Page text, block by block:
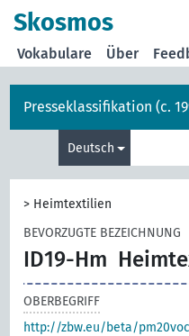
Skosmos
Vokabulare Über
Presseklassifikation (c.
Deutsch
> Heimtextilien
BEVORZUGTE BEZEICHNUNG
ID19-Hm
OBERBEGRIFF
http://zbw.eu/beta/